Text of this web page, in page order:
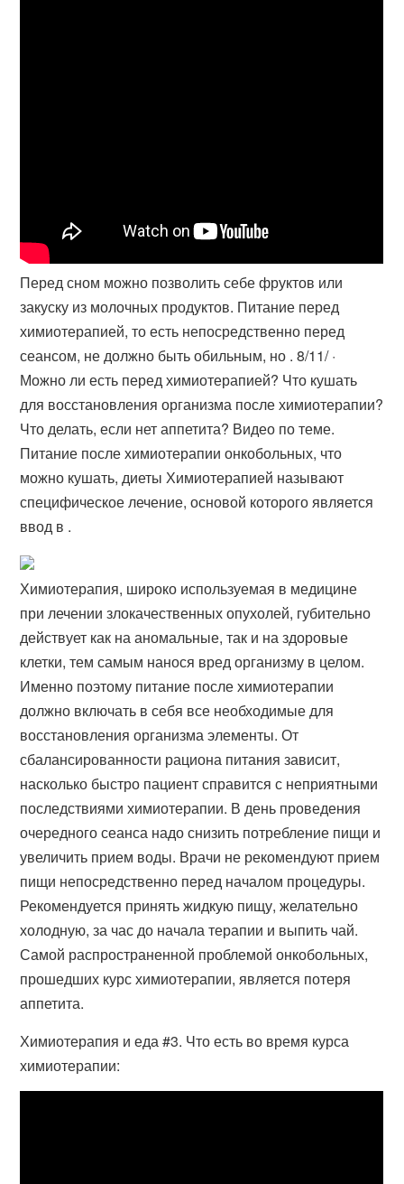
Перед сном можно позволить себе фруктов или
закуску из молочных продуктов. Питание перед
химиотерапией, то есть непосредственно перед
сеансом, не должно быть обильным, но . 8/11/ ·
Можно ли есть перед химиотерапией? Что кушать
для восстановления организма после химиотерапии?
Что делать, если нет аппетита? Видео по теме.
Питание после химиотерапии онкобольных, что
можно кушать, диеты Химиотерапией называют
специфическое лечение, основой которого является
ввод в .
Химиотерапия, широко используемая в медицине
при лечении злокачественных опухолей, губительно
действует как на аномальные, так и на здоровые
клетки, тем самым нанося вред организму в целом.
Именно поэтому питание после химиотерапии
должно включать в себя все необходимые для
восстановления организма элементы. От
сбалансированности рациона питания зависит,
насколько быстро пациент справится с неприятными
последствиями химиотерапии. В день проведения
очередного сеанса надо снизить потребление пищи и
увеличить прием воды. Врачи не рекомендуют прием
пищи непосредственно перед началом процедуры.
Рекомендуется принять жидкую пищу, желательно
холодную, за час до начала терапии и выпить чай.
Самой распространенной проблемой онкобольных,
прошедших курс химиотерапии, является потеря
аппетита.
Химиотерапия и еда #3. Что есть во время курса
химиотерапии: